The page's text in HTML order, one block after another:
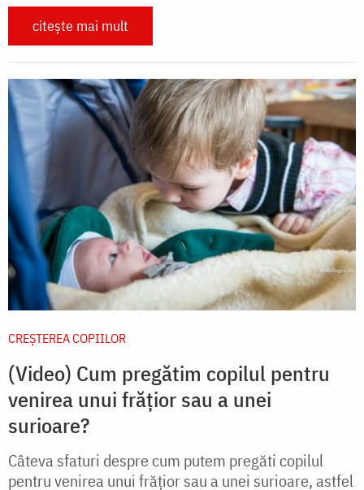
citește mai mult
CREŞTEREA COPIILOR
(Video) Cum pregătim copilul pentru
venirea unui frățior sau a unei
surioare?
Câteva sfaturi despre cum putem pregăti copilul
pentru venirea unui frățior sau a unei surioare, astfel